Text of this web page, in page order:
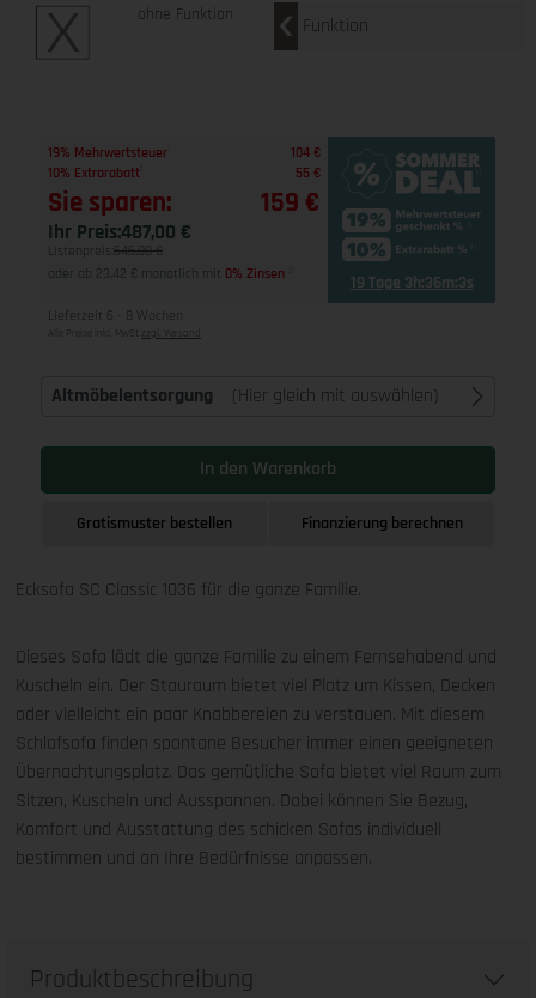
ohne Funktion Funktion
19% Mehrwertsteuer
104 €
10% Extrarabatt
55 €
Sie sparen: 159 €
Ihr Preis:487,00 €
Listenpreis: 646,00 €
oder ab 23,42 € monatlich mit 0% Zinsen 19 Tage 3h:36m:2s
Lieferzeit 6 - 8 Wochen
Alle Preise inkl. MwSt zzgl. Versand
Altmöbelentsorgung (Hier gleich mit auswählen)
In den Warenkorb
Gratismuster bestellen Finanzierung berechnen
Ecksofa SC Classic 1036 für die ganze Familie.
Dieses Sofa lädt die ganze Familie zu einem Fernsehabend und
Kuscheln ein. Der Stauraum bietet viel Platz um Kissen, Decken
oder vielleicht ein paar Knabbereien zu verstauen. Mit diesem
Schlafsofa finden spontane Besucher immer einen geeigneten
Übernachtungsplatz. Das gemütliche Sofa bietet viel Raum zum
Sitzen, Kuscheln und Ausspannen. Dabei können Sie Bezug,
Komfort und Ausstattung des schicken Sofas individuell
bestimmen und an Ihre Bedürfnisse anpassen.
Produktbeschreibung